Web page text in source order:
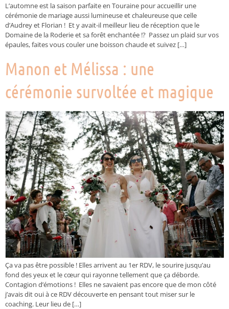
L’automne est la saison parfaite en Touraine pour accueillir une
cérémonie de mariage aussi lumineuse et chaleureuse que celle
d’Audrey et Florian ! Et y avait-il meilleur lieu de réception que le
Domaine de la Roderie et sa forêt enchantée !? Passez un plaid sur vos
épaules, faites vous couler une boisson chaude et suivez […]
Manon et Mélissa : une
cérémonie survoltée et magique
Ça va pas être possible ! Elles arrivent au 1er RDV, le sourire jusqu’au
fond des yeux et le cœur qui rayonne tellement que ça déborde.
Contagion d’émotions ! Elles ne savaient pas encore que de mon côté
j’avais dit oui à ce RDV découverte en pensant tout miser sur le
coaching. Leur lieu de […]